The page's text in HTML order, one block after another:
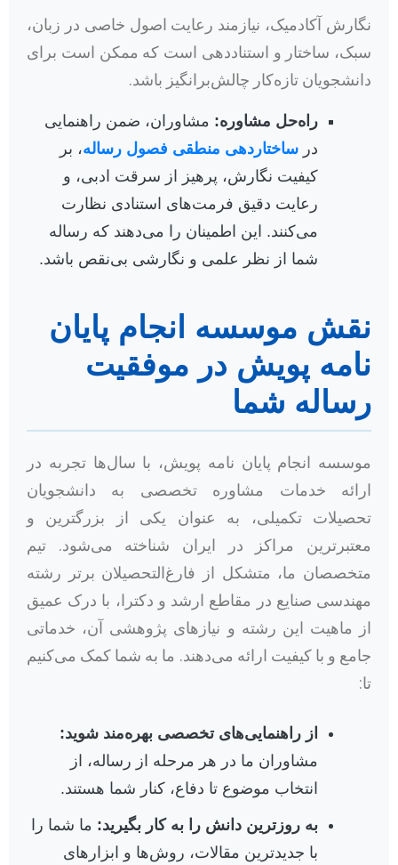
نگارش آکادمیک، نیازمند رعایت اصول خاصی در زبان،
سبک، ساختار و استناددهی است که ممکن است برای
دانشجویان تازه‌کار چالش‌برانگیز باشد.
راه‌حل مشاوره: مشاوران، ضمن راهنمایی
در ساختاردهی منطقی فصول رساله، بر
کیفیت نگارش، پرهیز از سرقت ادبی، و
رعایت دقیق فرمت‌های استنادی نظارت
می‌کنند. این اطمینان را می‌دهند که رساله
شما از نظر علمی و نگارشی بی‌نقص باشد.
نقش موسسه انجام پایان
نامه پویش در موفقیت
رساله شما
موسسه انجام پایان نامه پویش، با سال‌ها تجربه در
ارائه خدمات مشاوره تخصصی به دانشجویان
تحصیلات تکمیلی، به عنوان یکی از بزرگترین و
معتبرترین مراکز در ایران شناخته می‌شود. تیم
متخصصان ما، متشکل از فارغ‌التحصیلان برتر رشته
مهندسی صنایع در مقاطع ارشد و دکترا، با درک عمیق
از ماهیت این رشته و نیازهای پژوهشی آن، خدماتی
جامع و با کیفیت ارائه می‌دهند. ما به شما کمک می‌کنیم
تا:
از راهنمایی‌های تخصصی بهره‌مند شوید:
مشاوران ما در هر مرحله از رساله، از
انتخاب موضوع تا دفاع، کنار شما هستند.
به روزترین دانش را به کار بگیرید: ما شما را
با جدیدترین مقالات، روش‌ها و ابزارهای